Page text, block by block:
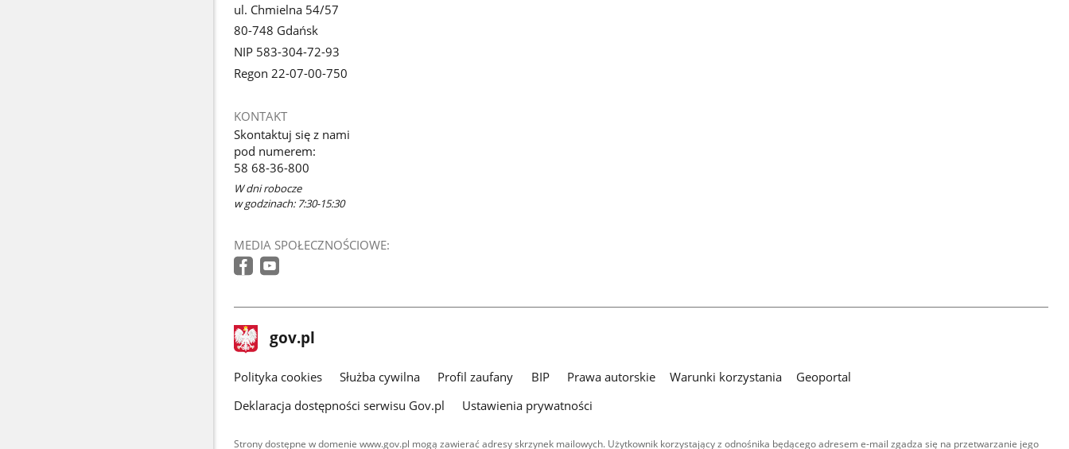
ul. Chmielna 54/57
80-748 Gdańsk
NIP 583-304-72-93
Regon 22-07-00-750
KONTAKT
Skontaktuj się z nami
pod numerem:
58 68-36-800
W dni robocze
w godzinach: 7:30-15:30
MEDIA SPOŁECZNOŚCIOWE:
stopka
gov.pl Strona
gov.pl
gov.pl
Polityka cookies Służba cywilna Profil zaufany BIP Prawa autorskie Warunki korzystania
Geoportal
Deklaracja dostępności serwisu Gov.pl
Ustawienia prywatności
Strony dostępne w domenie www.gov.pl mogą zawierać adresy skrzynek mailowych. Użytkownik korzystający z odnośnika będącego adresem e-mail zgadza się na przetwarzanie jego